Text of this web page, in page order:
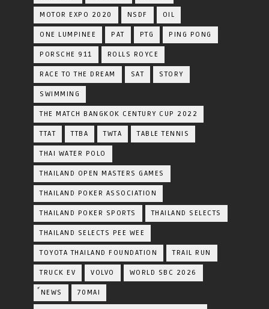
MOTOR EXPO 2020 NSDF OIL
ONE LUMPINEE PAT PTG PING PONG
PORSCHE 911 ROLLS ROYCE
RACE TO THE DREAM SAT STORY
SWIMMING
THE MATCH BANGKOK CENTURY CUP 2022
TTAT TTBA TWTA TABLE TENNIS
THAI WATER POLO
THAILAND OPEN MASTERS GAMES
THAILAND POKER ASSOCIATION
THAILAND POKER SPORTS THAILAND SELECTS
THAILAND SELECTS PEE WEE
TOYOTA​ THAILAND​ FOUNDATION TRAIL RUN
TRUCK EV VOLVO WORLD SBC 2026
์NEWS 70MAI